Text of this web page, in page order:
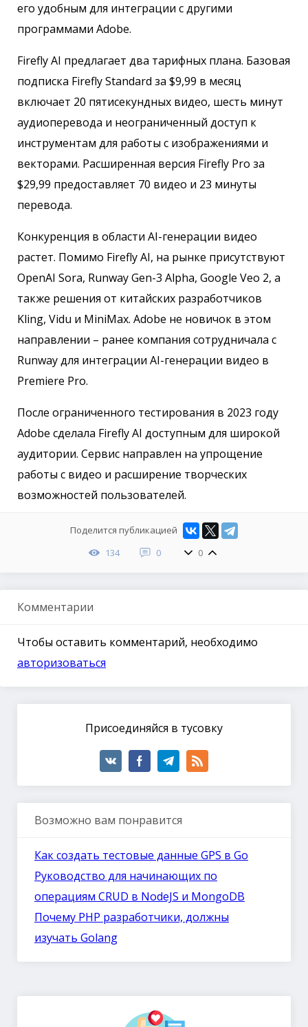
его удобным для интеграции с другими
программами Adobe.
Firefly AI предлагает два тарифных плана. Базовая
подписка Firefly Standard за $9,99 в месяц
включает 20 пятисекундных видео, шесть минут
аудиоперевода и неограниченный доступ к
инструментам для работы с изображениями и
векторами. Расширенная версия Firefly Pro за
$29,99 предоставляет 70 видео и 23 минуты
перевода.
Конкуренция в области AI-генерации видео
растет. Помимо Firefly AI, на рынке присутствуют
OpenAI Sora, Runway Gen-3 Alpha, Google Veo 2, а
также решения от китайских разработчиков
Kling, Vidu и MiniMax. Adobe не новичок в этом
направлении – ранее компания сотрудничала с
Runway для интеграции AI-генерации видео в
Premiere Pro.
После ограниченного тестирования в 2023 году
Adobe сделала Firefly AI доступным для широкой
аудитории. Сервис направлен на упрощение
работы с видео и расширение творческих
возможностей пользователей.
Поделится публикацией
134
0 0
Комментарии
Чтобы оставить комментарий, необходимо
авторизоваться
Присоединяйся в тусовку
Возможно вам понравится
Как создать тестовые данные GPS в Go
Руководство для начинающих по
операциям CRUD в NodeJS и MongoDB
Почему PHP разработчики, должны
изучать Golang